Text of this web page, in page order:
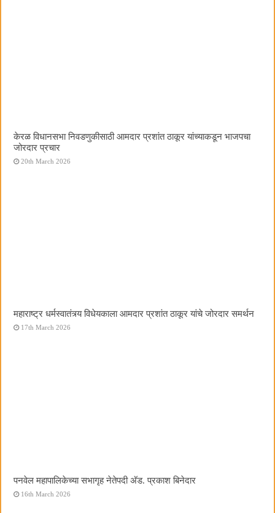
केरळ विधानसभा निवडणुकीसाठी आमदार प्रशांत ठाकूर यांच्याकडून भाजपचा
जोरदार प्रचार
20th March 2026
महाराष्ट्र धर्मस्वातंत्र्य विधेयकाला आमदार प्रशांत ठाकूर यांचे जोरदार समर्थन
17th March 2026
पनवेल महापालिकेच्या सभागृह नेतेपदी अ‍ॅड. प्रकाश बिनेदार
16th March 2026